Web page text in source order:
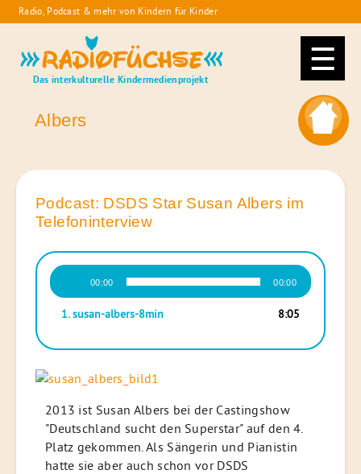
Skip
to
Radio, Podcast & mehr von Kindern für Kinder
Radiofüchse
Das interkulturelle Kindermedienprojekt
Albers
Podcast: DSDS Star Susan Albers im
Telefoninterview
Audio-
Player
00:00 00:00
1.susan-albers-8min 8:05
2013 ist Susan Albers bei der Castingshow
"Deutschland sucht den Superstar" auf den 4.
Platz gekommen. Als Sängerin und Pianistin
hatte sie aber auch schon vor DSDS